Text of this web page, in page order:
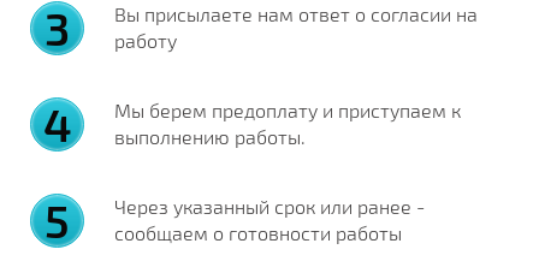
Вы присылаете нам ответ о согласии на
работу
Мы берем предоплату и приступаем к
выполнению работы.
Через указанный срок или ранее -
сообщаем о готовности работы